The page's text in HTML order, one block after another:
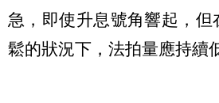
急，即使升息號角響起，
鬆的狀況下，法拍量應持續